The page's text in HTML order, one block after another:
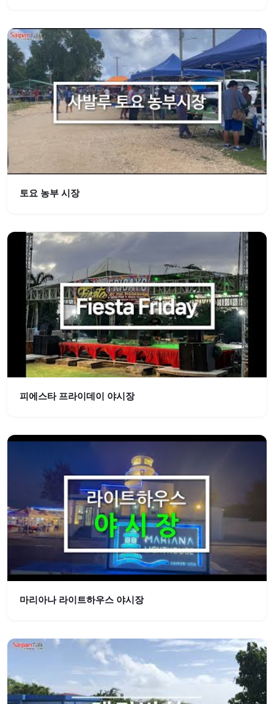
토요 농부 시장
피에스타 프라이데이 야시장
마리아나 라이트하우스 야시장